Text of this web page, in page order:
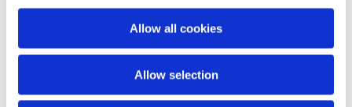
Allow all cookies
Allow selection
die Relevanz
der Werbung zu
optimieren.